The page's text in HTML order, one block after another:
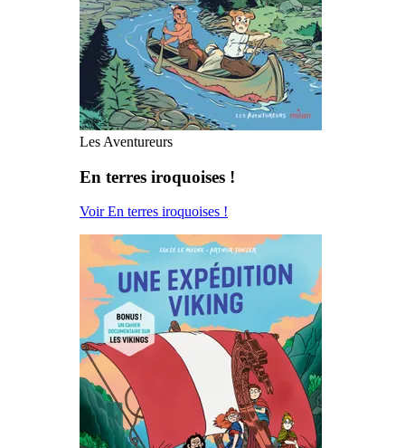
Les Aventureurs
En terres iroquoises !
Voir En terres iroquoises !